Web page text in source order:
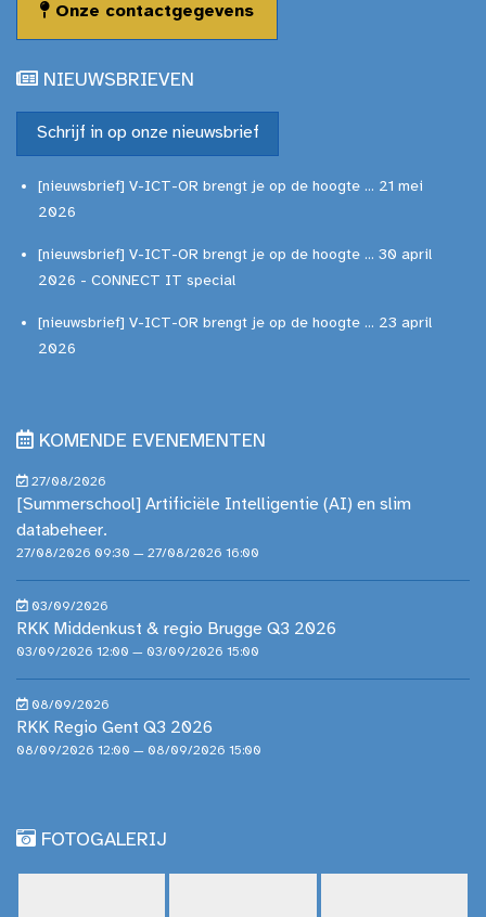
Onze contactgegevens
NIEUWSBRIEVEN
Schrijf in op onze nieuwsbrief
[nieuwsbrief] V-ICT-OR brengt je op de hoogte ... 21 mei
2026
[nieuwsbrief] V-ICT-OR brengt je op de hoogte ... 30 april
2026 - CONNECT IT special
[nieuwsbrief] V-ICT-OR brengt je op de hoogte ... 23 april
2026
KOMENDE EVENEMENTEN
27/08/2026
[Summerschool] Artificiële Intelligentie (AI) en slim
databeheer.
27/08/2026 09:30 — 27/08/2026 16:00
03/09/2026
RKK Middenkust & regio Brugge Q3 2026
03/09/2026 12:00 — 03/09/2026 15:00
08/09/2026
RKK Regio Gent Q3 2026
08/09/2026 12:00 — 08/09/2026 15:00
FOTOGALERIJ